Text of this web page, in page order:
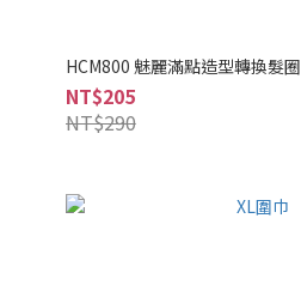
HCM800 魅麗滿點造型轉換髮圈
NT$205
NT$290